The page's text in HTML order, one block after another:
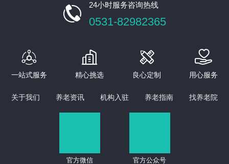
 24小时服务咨询热线
0531-82982365

一站式服务

精心挑选

良心定制

用心服务
关于我们 养老资讯 机构入驻 养老指南 找养老院
官方微信 官方公众号